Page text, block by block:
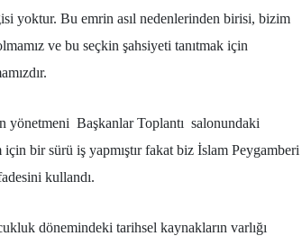
yoktur. Bu emrin asıl nedenlerinden birisi, bizim
ve bu seçkin şahsiyeti tanıtmak için
yönetmeni Başkanlar Toplantı salonundaki
bir sürü iş yapmıştır fakat biz İslam Peygamberi
kullandı.
dönemindeki tarihsel kaynakların varlığı